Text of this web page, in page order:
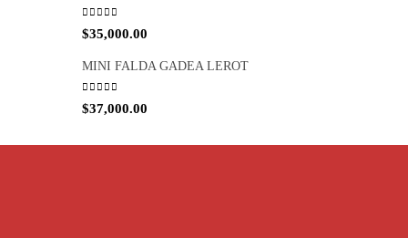
0out of 5
$35,000.00
MINI FALDA GADEA LEROT
0out of 5
$37,000.00